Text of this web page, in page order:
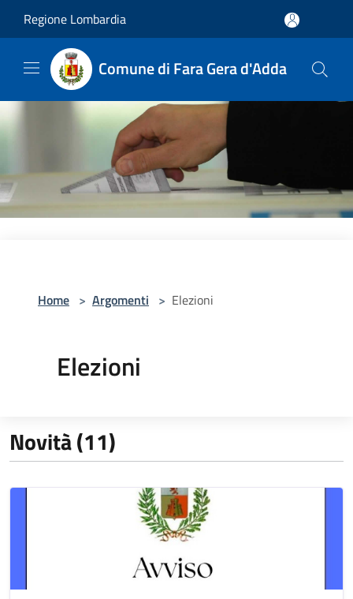
Regione Lombardia
Comune di Fara Gera d'Adda
Home > Argomenti > Elezioni
Elezioni
Novità (11)